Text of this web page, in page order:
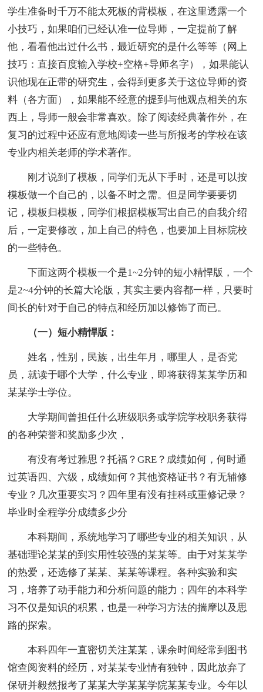
学生准备时千万不能太死板的背模板，在这里透露一个
小技巧，如果咱们已经认准一位导师，一定提前了解
他，看看他出过什么书，最近研究的是什么等等（网上
技巧：直接百度输入学校+空格+导师名字），如果能认
识他现在正带的研究生，会得到更多关于这位导师的资
料（各方面），如果能不经意的提到与他观点相关的东
西上，导师一般会非常喜欢。除了阅读经典著作外，在
复习的过程中还应有意地阅读一些与所报考的学校在该
专业内相关老师的学术著作。
刚才说到了模板，同学们无从下手时，还是可以按
模板做一个自己的，以备不时之需。但是同学要要切
记，模板归模板，同学们根据模板写出自己的自我介绍
后，一定要修改，加上自己的特色，也要加上目标院校
的一些特色。
下面这两个模板一个是1~2分钟的短小精悍版，一个
是2~4分钟的长篇大论版，其实主要内容都一样，只要时
间长的针对于自己的特点和经历加以修饰了而已。
（一）短小精悍版：
姓名，性别，民族，出生年月，哪里人，是否党
员，就读于哪个大学，什么专业，即将获得某某学历和
某某学士学位。
大学期间曾担任什么班级职务或学院学校职务获得
的各种荣誉和奖励多少次，
有没有考过雅思？托福？GRE？成绩如何，何时通
过英语四、六级，成绩如何？其他资格证书？有无辅修
专业？几次重要实习？四年里有没有挂科或重修记录？
毕业时全程学分成绩多少分
本科期间，系统地学习了哪些专业的相关知识，从
基础理论某某的到实用性较强的某某等。由于对某某学
的热爱，还选修了某某、某某等课程。各种实验和实
习，培养了动手能力和分析问题的能力；四年的本科学
习不仅是知识的积累，也是一种学习方法的揣摩以及思
路的探索。
本科四年一直密切关注某某，课余时间经常到图书
馆查阅资料的经历，对某某专业情有独钟，因此放弃了
保研并毅然报考了某某大学某某学院某某专业。今年以